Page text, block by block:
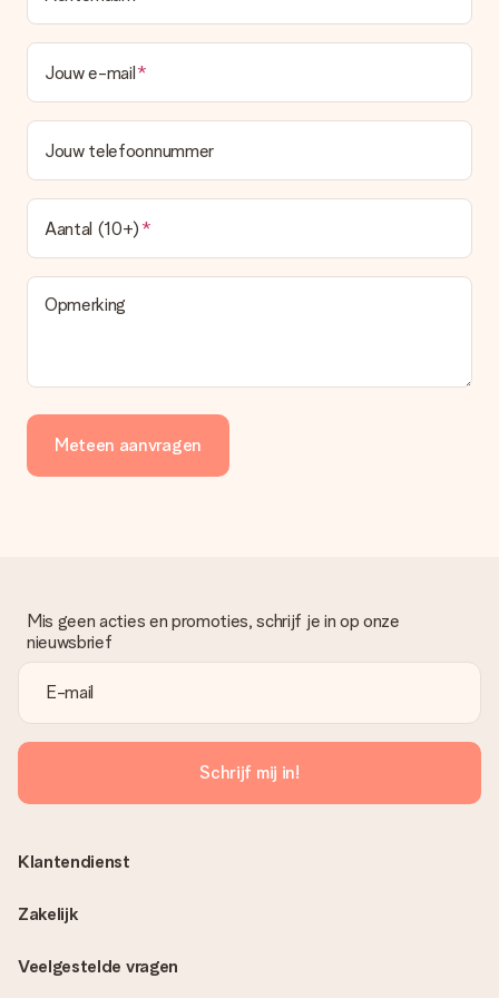
Jouw e-mail
Jouw telefoonnummer
Aantal (10+)
Opmerking
Meteen aanvragen
Mis geen acties en promoties, schrijf je in op onze
nieuwsbrief
Schrijf mij in!
Veelgestelde vragen
Klantendienst
Zakelijk